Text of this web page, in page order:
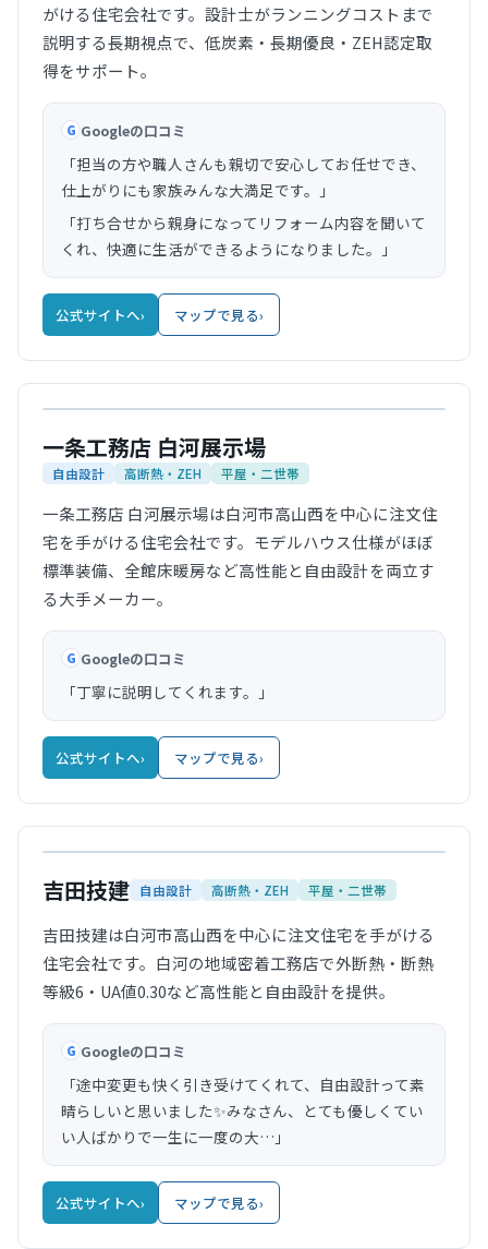
がける住宅会社です。設計士がランニングコストまで
説明する長期視点で、低炭素・長期優良・ZEH認定取
得をサポート。
G Googleの口コミ
「担当の方や職人さんも親切で安心してお任せでき、
仕上がりにも家族みんな大満足です。」
「打ち合せから親身になってリフォーム内容を聞いて
くれ、快適に生活ができるようになりました。」
公式サイトへ› マップで見る›
公式サイト
一条工務店 白河展示場
自由設計 高断熱・ZEH 平屋・二世帯
一条工務店 白河展示場は白河市高山西を中心に注文住
宅を手がける住宅会社です。モデルハウス仕様がほぼ
標準装備、全館床暖房など高性能と自由設計を両立す
る大手メーカー。
G Googleの口コミ
「丁寧に説明してくれます。」
公式サイトへ› マップで見る›
公式サイト
吉田技建 自由設計 高断熱・ZEH 平屋・二世帯
吉田技建は白河市高山西を中心に注文住宅を手がける
住宅会社です。白河の地域密着工務店で外断熱・断熱
等級6・UA値0.30など高性能と自由設計を提供。
G Googleの口コミ
「途中変更も快く引き受けてくれて、自由設計って素
晴らしいと思いました✨みなさん、とても優しくてい
い人ばかりで一生に一度の大…」
公式サイトへ› マップで見る›